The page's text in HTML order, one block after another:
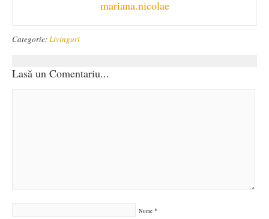
mariana.nicolae
Categorie: Livinguri
Lasă un Comentariu...
Nume *